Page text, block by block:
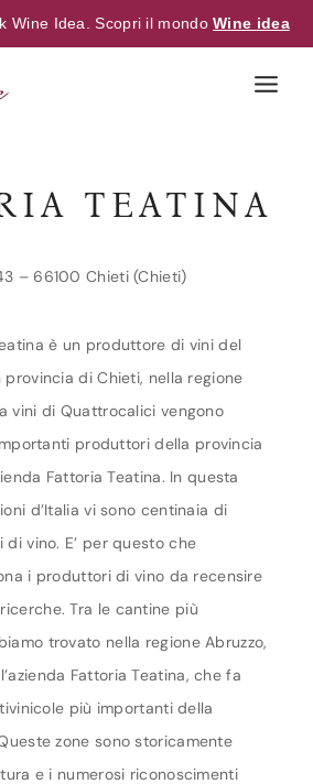
Wine Idea. Scopri il mondoWine idea
TEATINA
– 66100 Chieti (Chieti)
è un produttore di vini del
di Chieti, nella regione
vini di Quattrocalici vengono
produttori della provincia
Fattoria Teatina. In questa
d’Italia vi sono centinaia di
vino. E’ per questo che
i produttori di vino da recensire
Tra le cantine più
trovato nella regione Abruzzo,
Fattoria Teatina, che fa
più importanti della
zone sono storicamente
e i numerosi riconoscimenti